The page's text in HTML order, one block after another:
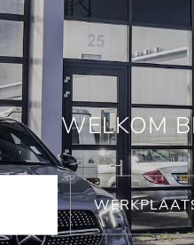
WELKOM